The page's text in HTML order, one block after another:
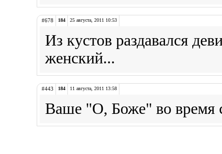
#678 184 25 августа, 2011 10:53
Из кустов раздавался
женский...
#443 184 11 августа, 2011 13:58
Ваше "О, Боже" во время